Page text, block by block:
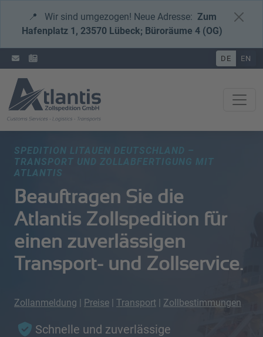
DE EN
📍 Wir sind umgezogen! Neue Adresse: Zum
Hafenplatz 1, 23570 Lübeck; Büroräume 4 (OG)
SPEDITION LITAUEN DEUTSCHLAND –
TRANSPORT UND ZOLLABFERTIGUNG MIT
ATLANTIS
Beauftragen Sie die
Atlantis Zollspedition für
einen zuverlässigen
Transport- und Zollservice.
Zollanmeldung | Preise | Transport | Zollbestimmungen
Schnelle und zuverlässige